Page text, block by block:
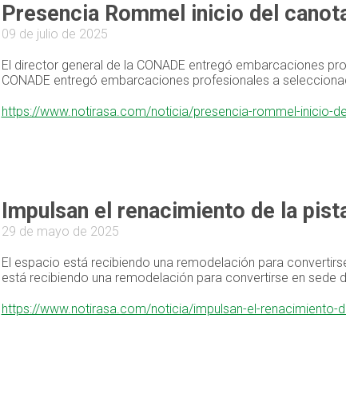
Presencia Rommel inicio del
09 de julio de 2025
El director general de la CONADE entregó embarcaciones
CONADE entregó embarcaciones profesionales a
https://www.notirasa.com/noticia/presencia-rommel-inicio-
Impulsan el renacimiento de la
29 de mayo de 2025
El espacio está recibiendo una remodelación para
está recibiendo una remodelación para convertirse en sede
https://www.notirasa.com/noticia/impulsan-el-